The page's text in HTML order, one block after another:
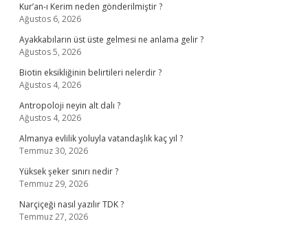
Kur’an-ı Kerim neden gönderilmiştir ?
Ağustos 6, 2026
Ayakkabıların üst üste gelmesi ne anlama gelir ?
Ağustos 5, 2026
Biotin eksikliğinin belirtileri nelerdir ?
Ağustos 4, 2026
Antropoloji neyin alt dalı ?
Ağustos 4, 2026
Almanya evlilik yoluyla vatandaşlık kaç yıl ?
Temmuz 30, 2026
Yüksek şeker sınırı nedir ?
Temmuz 29, 2026
Narçiçeği nasıl yazılır TDK ?
Temmuz 27, 2026